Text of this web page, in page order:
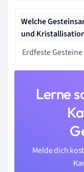
Welche
und
Erdfeste
Lerne
Melde dich